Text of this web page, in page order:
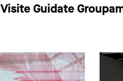
Visite Guidate